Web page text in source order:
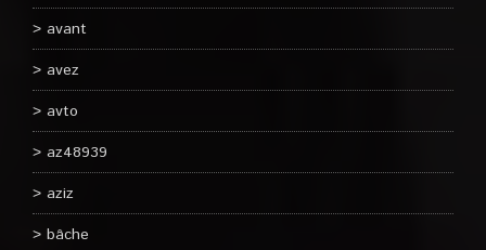
avant
avez
avto
az48939
aziz
bâche